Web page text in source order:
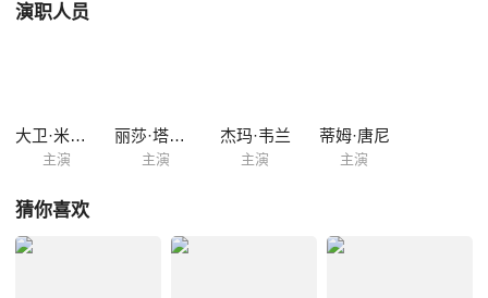
演职人员
大卫·米切尔
主演
丽莎·塔巴克
主演
杰玛·韦兰
主演
蒂姆·唐尼
主演
猜你喜欢